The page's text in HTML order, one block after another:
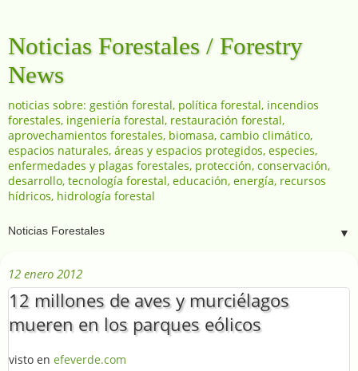
Noticias Forestales / Forestry
News
noticias sobre: gestión forestal, política forestal, incendios
forestales, ingeniería forestal, restauración forestal,
aprovechamientos forestales, biomasa, cambio climático,
espacios naturales, áreas y espacios protegidos, especies,
enfermedades y plagas forestales, protección, conservación,
desarrollo, tecnología forestal, educación, energía, recursos
hídricos, hidrología forestal
▼
12 enero 2012
12 millones de aves y murciélagos
mueren en los parques eólicos
visto en efeverde.com